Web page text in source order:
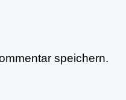
speichern.